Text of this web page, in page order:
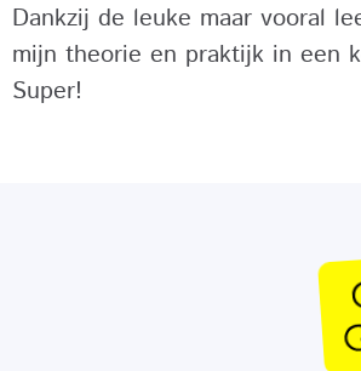
Dankzij de leuke maar vooral
mijn theorie en praktijk in een
Super!